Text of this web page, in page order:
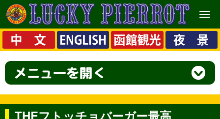
メ
ニ
ュ
ー
THEフトッチョバーガー最高